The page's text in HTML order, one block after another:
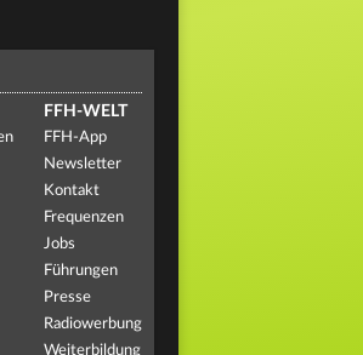
FFH-WELT
FFH-App
Newsletter
Kontakt
Frequenzen
Jobs
Führungen
Presse
Radiowerbung
Weiterbildung